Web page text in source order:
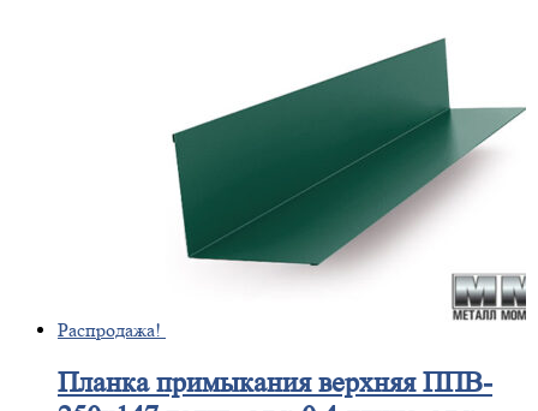
Распродажа!
Планкапримыкания верхняя ППВ-